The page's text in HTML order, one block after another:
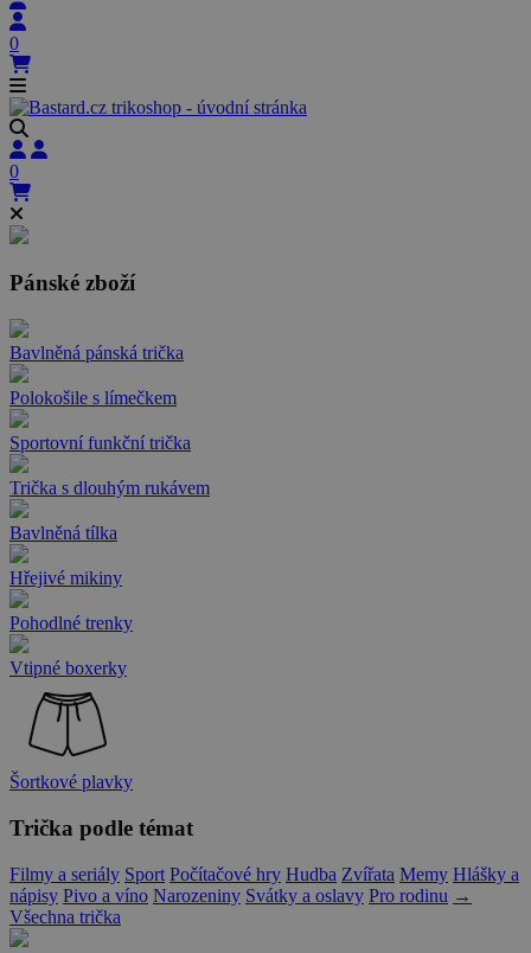
0
0
Pánské zboží
Bavlněná pánská trička
Polokošile s límečkem
Sportovní funkční trička
Trička s dlouhým rukávem
Bavlněná tílka
Hřejivé mikiny
Pohodlné trenky
Vtipné boxerky
Šortkové plavky
Trička podle témat
Filmy a seriály Sport Počítačové hry Hudba Zvířata Memy Hlášky a
nápisy Pivo a víno Narozeniny Svátky a oslavy Pro rodinu →
Všechna trička